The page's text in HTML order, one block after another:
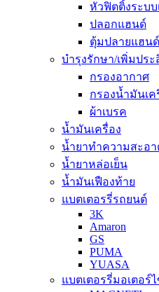
หัวฟิตติ้งระบบ
ปลอกแฮนด์
ตุ้มปลายแฮนด์
บำรุงรักษา/เพิ่มปร
กรองอากาศ
กรองน้ำมันเค
ผ้าเบรค
น้ำมันเครื่อง
น้ำยาทำความสะอา
น้ำยาหล่อเย็น
น้ำมันเฟืองท้าย
แบตเตอรรี่รถยนต์
3K
Amaron
GS
PUMA
YUASA
แบตเตอรรี่มอเตอร์